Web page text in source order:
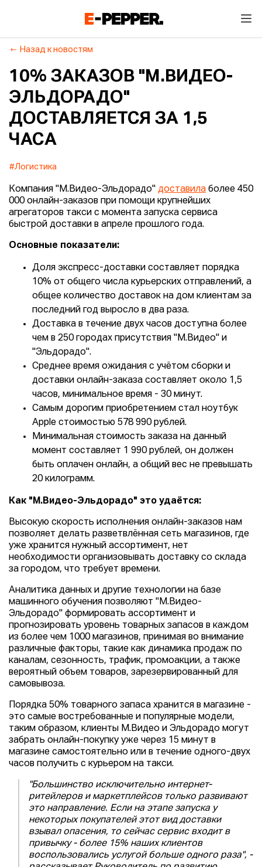
Назад к новостям
10% ЗАКАЗОВ "М.ВИДЕО-
ЭЛЬДОРАДО"
ДОСТАВЛЯЕТСЯ ЗА 1,5
ЧАСА
#Логистика
Компания "М.Видео-Эльдорадо" доставила более 450
000 онлайн-заказов при помощи крупнейших
агрегаторов такси с момента запуска сервиса
быстрой доставки в апреле прошлого года.
Основные показатели:
Доля экспресс-доставки составляет порядка
10% от общего числа курьерских отправлений, а
общее количество доставок на дом клиентам за
последний год выросло в два раза.
Доставка в течение двух часов доступна более
чем в 250 городах присутствия "М.Видео" и
"Эльдорадо".
Среднее время ожидания с учётом сборки и
доставки онлайн-заказа составляет около 1,5
часов, минимальное время - 30 минут.
Самым дорогим приобретением стал ноутбук
Apple стоимостью 578 990 рублей.
Минимальная стоимость заказа на данный
момент составляет 1 990 рублей, он должен
быть оплачен онлайн, а общий вес не превышать
20 килограмм.
Как "М.Видео-Эльдорадо" это удаётся:
Высокую скорость исполнения онлайн-заказов нам
позволяет делать разветвлённая сеть магазинов, где
уже хранится нужный ассортимент, нет
необходимости организовывать доставку со склада
за городом, что требует времени.
Аналитика данных и другие технологии на базе
машинного обучения позволяют "М.Видео-
Эльдорадо" формировать ассортимент и
прогнозировать уровень товарных запасов в каждом
из более чем 1000 магазинов, принимая во внимание
различные факторы, такие как динамика продаж по
каналам, сезонность, трафик, промоакции, а также
вероятный объем товаров, зарезервированный для
самовывоза.
Порядка 50% товарного запаса хранится в магазине -
это самые востребованные и популярные модели,
таким образом, клиенты М.Видео и Эльдорадо могут
забрать онлайн-покупку уже через 15 минут в
магазине самостоятельно или в течение одного-двух
часов получить с курьером на такси.
"Большинство исключительно интернет-
ритейлеров и маркетплейсов только развивают
это направление. Если на этапе запуска у
некоторых покупателей этот вид доставки
взывал опасения, то сейчас сервис входит в
привычку - более 15% наших клиентов
воспользовались услугой больше одного раза", -